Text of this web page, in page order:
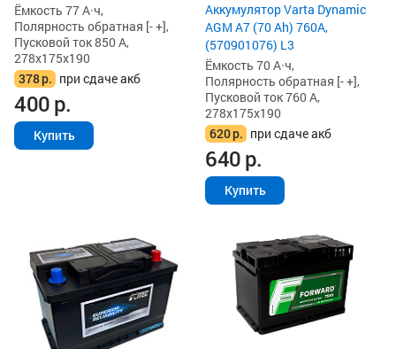
Ёмкость 77 А·ч,
Полярность обратная [- +],
Пусковой ток 850 А,
278x175x190
378р. при сдаче акб
400р.
Купить
Аккумулятор Varta Dynamic
AGM A7 (70 Ah) 760A,
(570901076) L3
Ёмкость 70 А·ч,
Полярность обратная [- +],
Пусковой ток 760 А,
278x175x190
620р. при сдаче акб
640р.
Купить